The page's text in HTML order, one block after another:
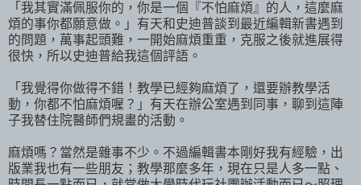
「我其實滿佩服你的，你是一個『不怕麻煩』的人，這麼麻
煩的事你都願意做。」有天和史迪普談到最近編輯新書遇到
的問題，萬事起頭難，一開始麻煩重重，克服之後就進展得
很快，所以史迪普給我這個評語。
「我覺得你做得不錯！教學已經夠麻煩了，還要辦教學活
動，你都不怕麻煩喔？」有天在辦公室遇到同事，聊到這陣
子我替住院醫師們規畫的活動。
麻煩嗎？當然是雜事不少。不過編輯書本剛好我有經驗，出
版業我也有一些朋友；教學那麼多年，現在只是人多一點、